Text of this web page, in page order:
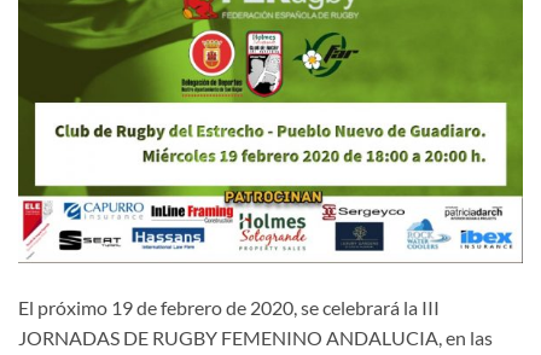
El próximo 19 de febrero de 2020, se celebrará la III
JORNADAS DE RUGBY FEMENINO ANDALUCIA, en las